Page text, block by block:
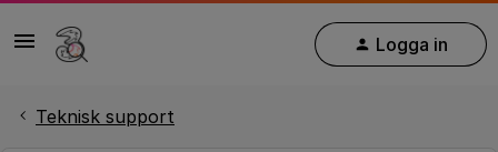
Logga in
Teknisk support